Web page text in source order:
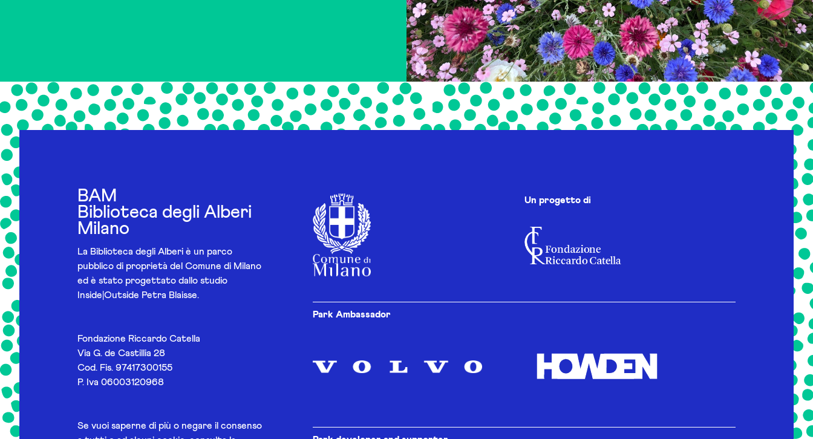
BAM
Biblioteca degli Alberi
Milano
La Biblioteca degli Alberi è un parco
pubblico di proprietà del Comune di Milano
ed è stato progettato dallo studio
Inside|Outside Petra Blaisse.
Fondazione Riccardo Catella
Via G. de Castillia 28
Cod. Fis. 97417300155
P. Iva 06003120968
Se vuoi saperne di più o negare il consenso
Un progetto di
Park Ambassador